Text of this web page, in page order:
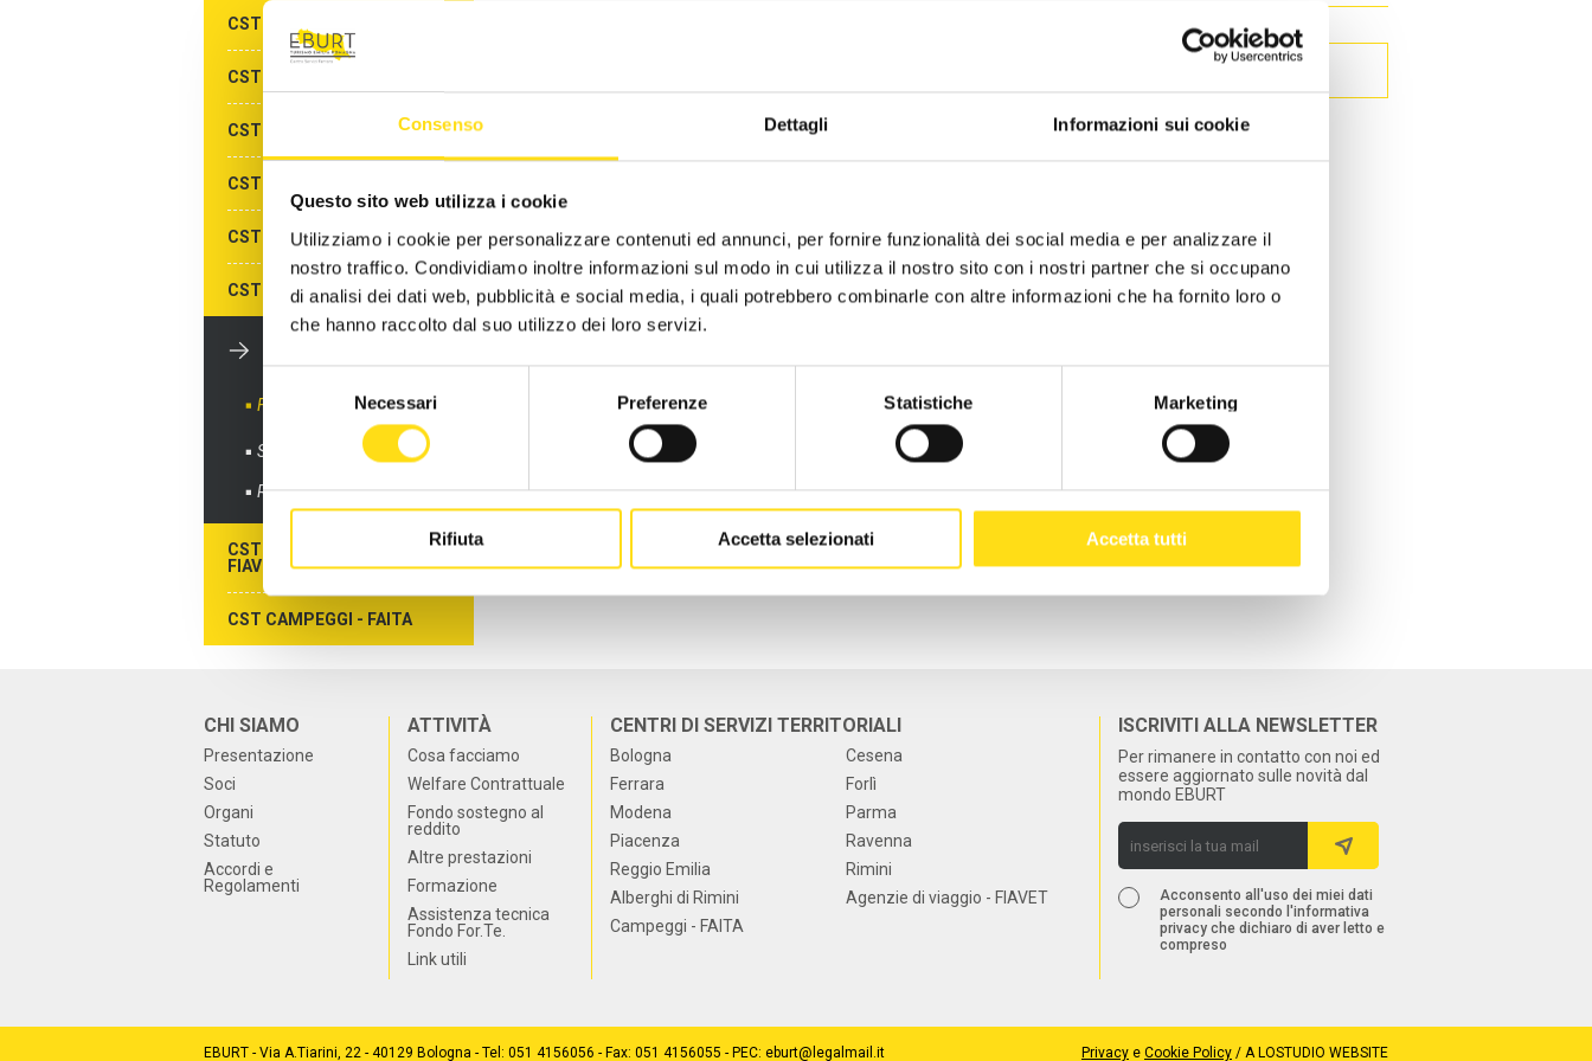
Consenso Dettagli Informazioni sui cookie
Questo sito web utilizza i cookie
Utilizziamo i cookie per personalizzare contenuti ed annunci, per fornire funzionalità dei social media e per analizzare il
nostro traffico. Condividiamo inoltre informazioni sul modo in cui utilizza il nostro sito con i nostri partner che si occupano
di analisi dei dati web, pubblicità e social media, i quali potrebbero combinarle con altre informazioni che ha fornito loro o
che hanno raccolto dal suo utilizzo dei loro servizi.
del
Necessari Preferenze Statistiche Marketing
Rifiuta Accetta selezionati Accetta tutti
CST Ravenna
CST Alberghi di Rimini
CST Agenzie di viaggio - FIAVET
CST Campeggi - FAITA
2018
CST MODENA
CST PARMA
CST PIACENZA
CST RAVENNA
CST REGGIO EMILIA
CST RIMINI
Formazione gratuita
Sportelli informativi
Richiedi info
CST AGENZIE DI VIAGGIO -
FIAVET
CST CAMPEGGI - FAITA
CHI SIAMO
Presentazione
Soci
Organi
Statuto
Accordi e
Regolamenti
ATTIVITÀ
Cosa facciamo
Welfare Contrattuale
Fondo sostegno al
reddito
Altre prestazioni
Formazione
Assistenza tecnica
Fondo For.Te.
Link utili
CENTRI DI SERVIZI TERRITORIALI
Bologna
Cesena
Ferrara
Forlì
Modena
Parma
Piacenza
Ravenna
Reggio Emilia
Rimini
Alberghi di Rimini
Agenzie di viaggio - FIAVET
Campeggi - FAITA
ISCRIVITI ALLA NEWSLETTER
Per rimanere in contatto con noi ed
essere aggiornato sulle novità dal
mondo EBURT
Acconsento all'uso dei miei dati
personali secondo l'informativa
privacy che dichiaro di aver letto e
compreso
EBURT - Via A.Tiarini, 22 - 40129 Bologna - Tel: 051 4156056 - Fax: 051 4156055 - PEC: eburt@legalmail.it Privacye Cookie Policy/ A LOSTUDIO WEBSITE